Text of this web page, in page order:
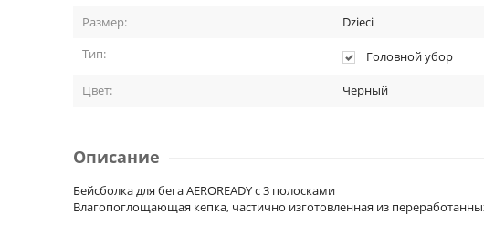
Размер:
Dzieci
Тип:
Головной убор
Цвет: Черный
Описание
Бейсболка для бега AEROREADY с 3 полосками
Влагопоглощающая кепка, частично изготовленная из